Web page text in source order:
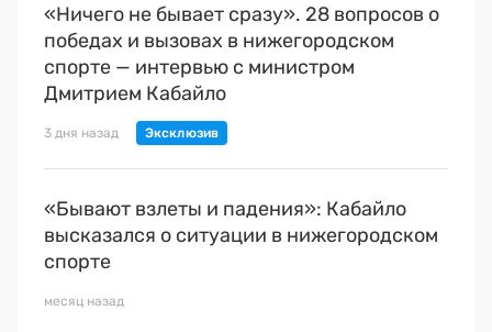
Премия 2025
Эксперты
«Ничего не бывает сразу». 28 вопросов о
победах и вызовах в нижегородском
спорте — интервью с министром
Дмитрием Кабайло
3 дня назад
«Бывают взлеты и падения»: Кабайло
высказался о ситуации в нижегородском
спорте
месяц назад